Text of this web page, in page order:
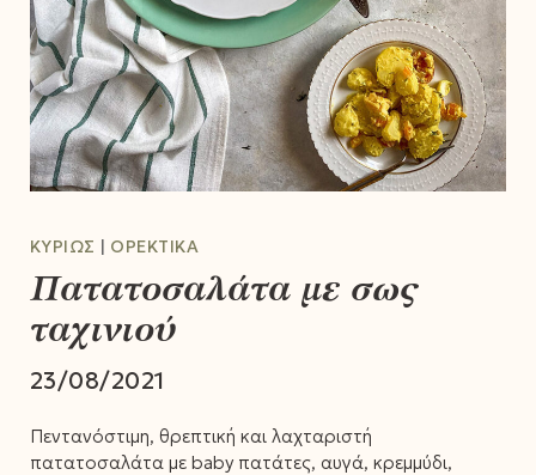
ΚΥΡΊΩΣ ΟΡΕΚΤΙΚΆ
Πατατοσαλάτα με σως
ταχινιού
23/08/2021
Πεντανόστιμη, θρεπτική και λαχταριστή
πατατοσαλάτα με baby πατάτες, αυγά, κρεμμύδι,